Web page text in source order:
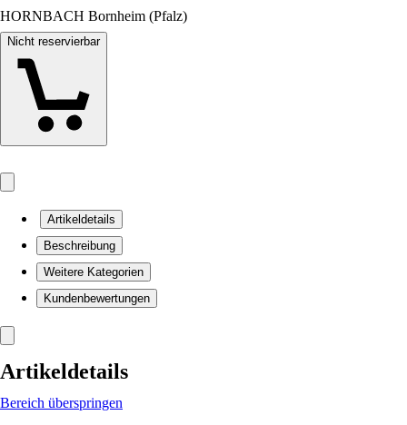
HORNBACH Bornheim (Pfalz)
Nicht reservierbar
Artikeldetails
Beschreibung
Weitere Kategorien
Kundenbewertungen
Artikeldetails
Bereich überspringen